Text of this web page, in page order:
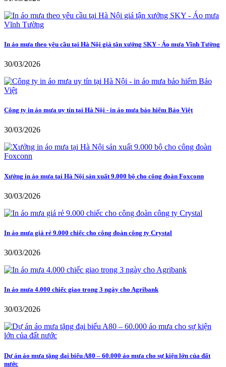
In áo mưa theo yêu cầu tại Hà Nội giá tận xưởng SKY - Áo mưa Vĩnh Tường
30/03/2026
Công ty in áo mưa uy tín tại Hà Nội - in áo mưa bảo hiểm Bảo Việt
30/03/2026
Xưởng in áo mưa tại Hà Nội sản xuất 9.000 bộ cho công đoàn Foxconn
30/03/2026
In áo mưa giá rẻ 9.000 chiếc cho công đoàn công ty Crystal
30/03/2026
In áo mưa 4.000 chiếc giao trong 3 ngày cho Agribank
30/03/2026
Dự án áo mưa tặng đại biểu A80 – 60.000 áo mưa cho sự kiện lớn của đất
nước